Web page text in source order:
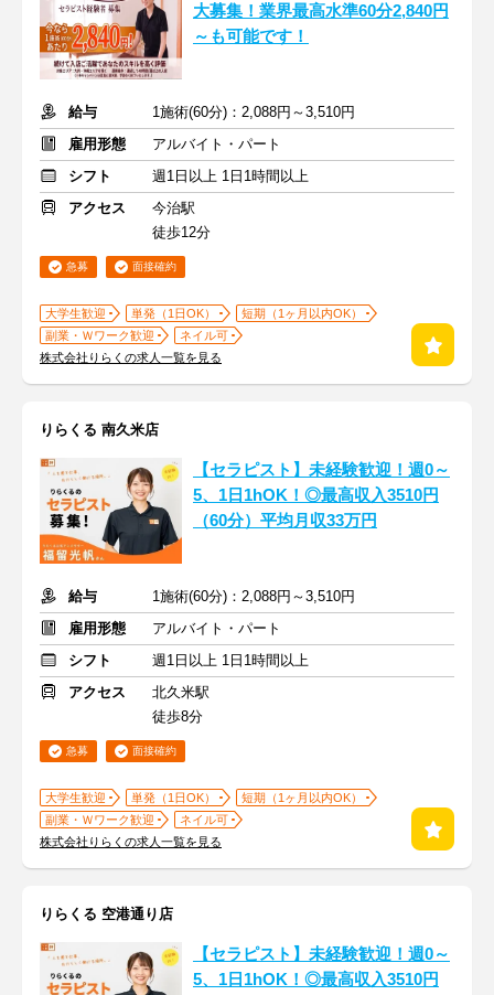
大募集！業界最高水準60分2,840円
～も可能です！
給与
1施術(60分)：2,088円～3,510円
雇用形態
アルバイト・パート
シフト
週1日以上 1日1時間以上
アクセス
今治駅
徒歩12分
急募 面接確約
大学生歓迎 単発（1日OK）
短期（1ヶ月以内OK）
副業・Ｗワーク歓迎
ネイル可
株式会社りらくの求人一覧を見る
りらくる 南久米店
【セラピスト】未経験歓迎！週0～
5、1日1hOK！◎最高収入3510円
（60分）平均月収33万円
給与
1施術(60分)：2,088円～3,510円
雇用形態
アルバイト・パート
シフト
週1日以上 1日1時間以上
アクセス
北久米駅
徒歩8分
急募 面接確約
大学生歓迎 単発（1日OK）
短期（1ヶ月以内OK）
副業・Ｗワーク歓迎
ネイル可
株式会社りらくの求人一覧を見る
りらくる 空港通り店
【セラピスト】未経験歓迎！週0～
5、1日1hOK！◎最高収入3510円